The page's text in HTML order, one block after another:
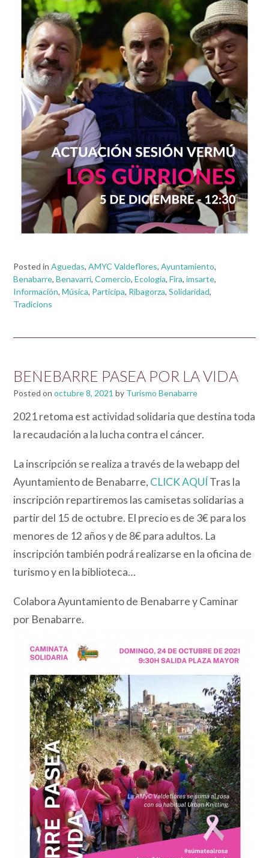
Posted in Aguedas, AMYC Valdeflores, Ayuntamiento,
Benabarre, Benavarri, Comercio, Ecología, Fira, imsarte,
Información, Música, Participa, Ribagorza, Solidaridad,
Tradicions
BENEBARRE PASEA POR LA VIDA
Posted on octubre 8, 2021 by Turismo Benabarre
2021 retoma est actividad solidaria que destina toda
la recaudación a la lucha contra el cáncer.
La inscripción se realiza a través de la webapp del
Ayuntamiento de Benabarre, CLICK AQUÍ Tras la
inscripción repartiremos las camisetas solidarias a
partir del 15 de octubre. El precio es de 3€ para los
menores de 12 años y de 8€ para adultos. La
inscripción también podrá realizarse en la oficina de
turismo y en la biblioteca…
Colabora Ayuntamiento de Benabarre y Caminar
por Benabarre.